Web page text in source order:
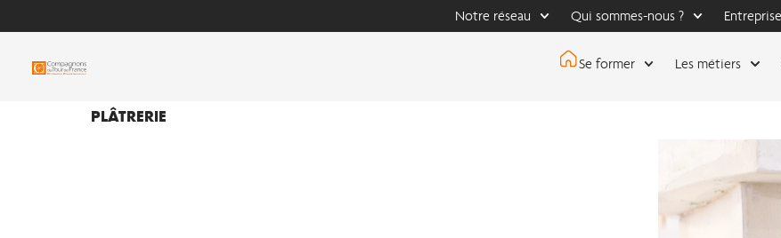
Notre réseau Qui sommes-nous ?
Se former Les métiers
PLÂTRERIE